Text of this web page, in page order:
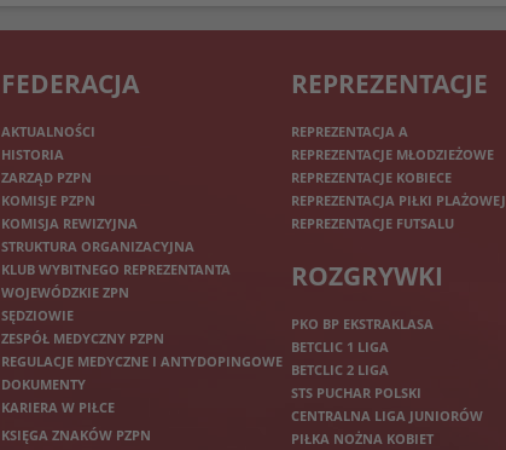
FEDERACJA
AKTUALNOŚCI
HISTORIA
ZARZĄD PZPN
KOMISJE PZPN
KOMISJA REWIZYJNA
STRUKTURA ORGANIZACYJNA
KLUB WYBITNEGO REPREZENTANTA
WOJEWÓDZKIE ZPN
SĘDZIOWIE
ZESPÓŁ MEDYCZNY PZPN
REGULACJE MEDYCZNE I ANTYDOPINGOWE
DOKUMENTY
KARIERA W PIŁCE
KSIĘGA ZNAKÓW PZPN
REPREZENTACJE
REPREZENTACJA A
REPREZENTACJE MŁODZIEŻOWE
REPREZENTACJE KOBIECE
REPREZENTACJA PIŁKI PLAŻOWEJ
REPREZENTACJE FUTSALU
ROZGRYWKI
PKO BP EKSTRAKLASA
BETCLIC 1 LIGA
BETCLIC 2 LIGA
STS PUCHAR POLSKI
CENTRALNA LIGA JUNIORÓW
PIŁKA NOŻNA KOBIET